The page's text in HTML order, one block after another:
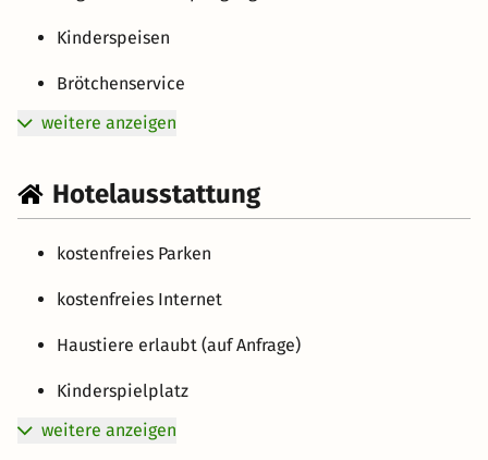
Kinderspeisen
Brötchenservice
weitere anzeigen
Hotelausstattung
kostenfreies Parken
kostenfreies Internet
Haustiere erlaubt (auf Anfrage)
Kinderspielplatz
weitere anzeigen